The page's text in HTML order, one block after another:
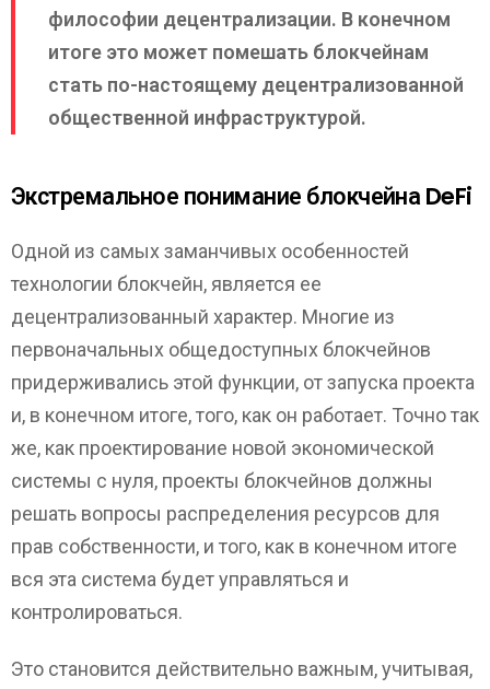
философии децентрализации. В конечном
итоге это может помешать блокчейнам
стать по-настоящему децентрализованной
общественной инфраструктурой.
Экстремальное понимание блокчейна DeFi
Одной из самых заманчивых особенностей
технологии блокчейн, является ее
децентрализованный характер. Многие из
первоначальных общедоступных блокчейнов
придерживались этой функции, от запуска проекта
и, в конечном итоге, того, как он работает. Точно так
же, как проектирование новой экономической
системы с нуля, проекты блокчейнов должны
решать вопросы распределения ресурсов для
прав собственности, и того, как в конечном итоге
вся эта система будет управляться и
контролироваться.
Это становится действительно важным, учитывая,